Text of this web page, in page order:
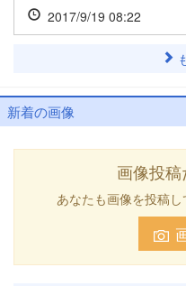
2017/9/19 08:22
新着の画像
画像投稿
あなたも画像を投稿